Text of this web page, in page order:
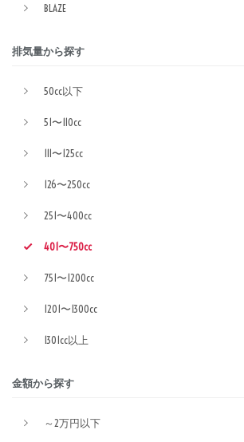
BLAZE
排気量から探す
50cc以下
51〜110cc
111〜125cc
126〜250cc
251〜400cc
401〜750cc
751〜1200cc
1201〜1300cc
1301cc以上
金額から探す
～2万円以下